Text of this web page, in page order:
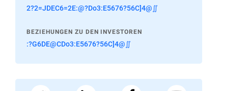
2?2=JDEC6=2E:@?Do3:E5676?56C]4@∬
BEZIEHUNGEN ZU DEN INVESTOREN
:?G6DE@CDo3:E5676?56C]4@∬